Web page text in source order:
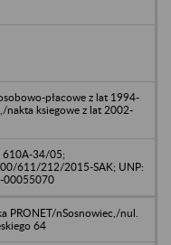
płacowe z lat 1994-
nakta ksiegowe z lat 2002-
610A-34/05;
611/212/2015-SAK; UNP:
00055070
PRONET/nSosnowiec,/nul.
64